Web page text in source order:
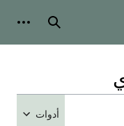
بحث
أدوات